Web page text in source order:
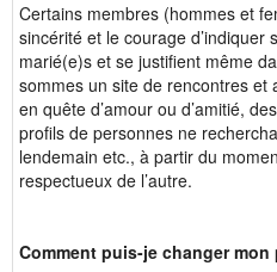
Certains membres (hommes et
sincérité et le courage d’indiquer
marié(e)s et se justifient même
sommes un site de rencontres et
en quête d’amour ou d’amitié,
profils de personnes ne
lendemain etc., à partir du
respectueux de l’autre.
Comment puis-je changer mon